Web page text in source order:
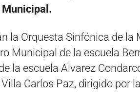
la Orquesta Sinfónica de la
Municipal de la escuela
la escuela Alvarez
Carlos Paz, dirigido por